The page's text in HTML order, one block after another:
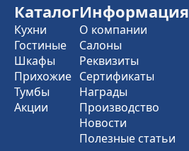
Каталог
Кухни
Гостиные
Шкафы
Прихожие
Тумбы
Акции
Информация
О компании
Салоны
Реквизиты
Сертификаты
Награды
Производство
Новости
Полезные статьи